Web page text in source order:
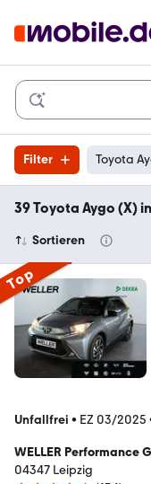
Filter Toyota
39 Toyota Aygo (X)
Sortieren
Top
Unfallfrei • EZ 03/2025
WELLER Performance
04347 Leipzig